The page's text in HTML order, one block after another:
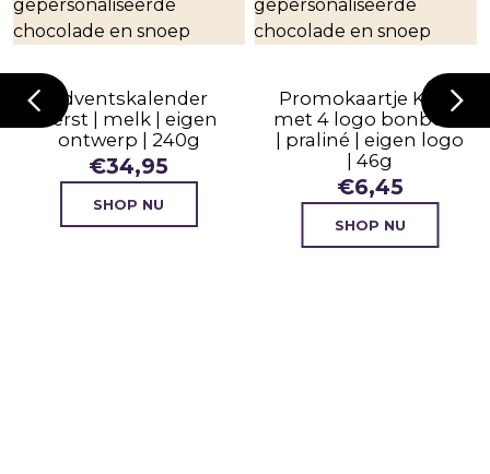
Adventskalender
Kerst | melk | eigen
ontwerp | 240g
€34,95
SHOP NU
Promokaartje Kerst
met 4 logo bonbons
| praliné | eigen logo
| 46g
€6,45
SHOP NU